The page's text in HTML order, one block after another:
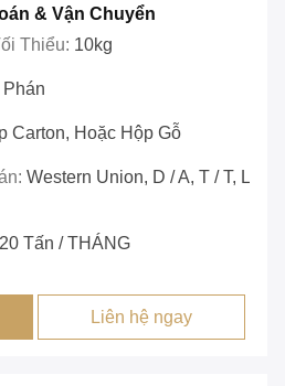
& Vận Chuyển
Thiểu: 10kg
Carton, Hoặc Hộp Gỗ
Western Union, D / A, T / T, L
20 Tấn / THÁNG
Liên hệ ngay